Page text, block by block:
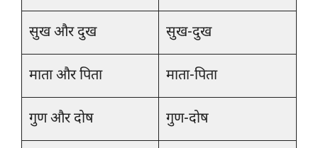
सुख और दुख सुख-दुख
माता और पिता माता-पिता
गुण और दोष गुण-दोष